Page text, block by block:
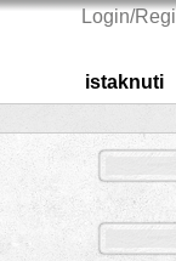
istaknuti
Login/